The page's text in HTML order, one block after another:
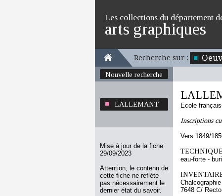
Les collections du département
arts graphiques
Recherche sur :
Nouvelle recherche
LALLEMANT
Mise à jour de la fiche
29/09/2023
Attention, le contenu de
cette fiche ne reflète
pas nécessairement le
dernier état du savoir.
Ecole
Inscriptions
Vers 1849/
eau-forte -
Chalcographie
7648 C/ Recto